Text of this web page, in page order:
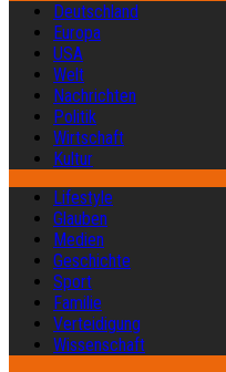
Deutschland
Europa
USA
Welt
Nachrichten
Politik
Wirtschaft
Kultur
Lifestyle
Glauben
Medien
Geschichte
Sport
Familie
Verteidigung
Wissenschaft